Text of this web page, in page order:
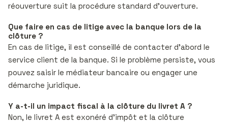
réouverture suit la procédure standard d’ouverture.
Que faire en cas de litige avec la banque lors de la
clôture ?
En cas de litige, il est conseillé de contacter d’abord le
service client de la banque. Si le problème persiste, vous
pouvez saisir le médiateur bancaire ou engager une
démarche juridique.
Y a-t-il un impact fiscal à la clôture du livret A ?
Non, le livret A est exonéré d’impôt et la clôture